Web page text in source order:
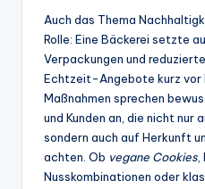
Auch das Thema
Rolle: Eine Bäckerei setzte
Verpackungen und
Echtzeit-Angebote kurz vor
Maßnahmen sprechen
und Kunden an, die nicht nur
sondern auch auf Herkunft
achten. Ob vegane Cookies
Nusskombinationen oder